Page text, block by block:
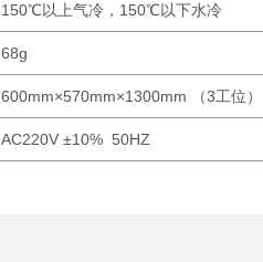
150℃以上气冷，150℃以下水冷
68g
600mm×570mm×1300mm （3工位）
AC220V ±10% 50HZ